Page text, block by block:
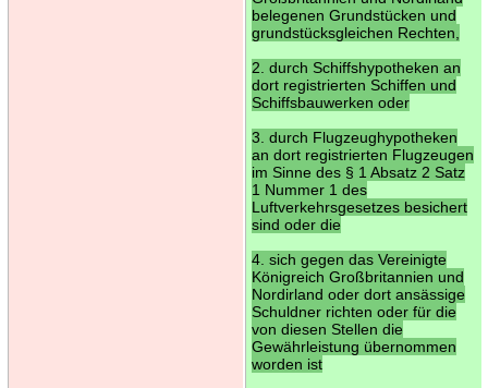
belegenen Grundstücken und
grundstücksgleichen Rechten,
2. durch Schiffshypotheken an
dort registrierten Schiffen und
Schiffsbauwerken oder
3. durch Flugzeughypotheken
an dort registrierten Flugzeugen
im Sinne des § 1 Absatz 2 Satz
1 Nummer 1 des
Luftverkehrsgesetzes besichert
sind oder die
4. sich gegen das Vereinigte
Königreich Großbritannien und
Nordirland oder dort ansässige
Schuldner richten oder für die
von diesen Stellen die
Gewährleistung übernommen
worden ist